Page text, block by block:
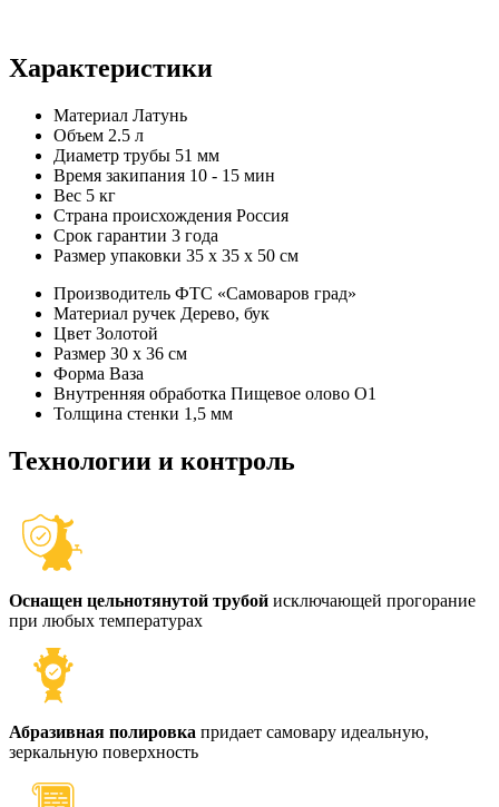
Характеристики
Материал Латунь
Объем 2.5 л
Диаметр трубы 51 мм
Время закипания 10 - 15 мин
Вес 5 кг
Страна происхождения Россия
Срок гарантии 3 года
Размер упаковки 35 х 35 х 50 см
Производитель ФТС «Самоваров град»
Материал ручек Дерево, бук
Цвет Золотой
Размер 30 x 36 см
Форма Ваза
Внутренняя обработка Пищевое олово О1
Толщина стенки 1,5 мм
Технологии и контроль
Оснащен цельнотянутой трубой исключающей прогорание
при любых температурах
Абразивная полировка придает самовару идеальную,
зеркальную поверхность